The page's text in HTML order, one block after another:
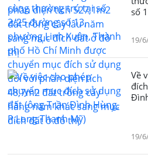
số
với
19/
Về
19/